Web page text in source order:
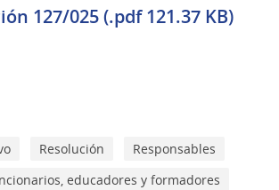
127/025 (.pdf 121.37 KB)
Resolución
Responsables
educadores y formadores